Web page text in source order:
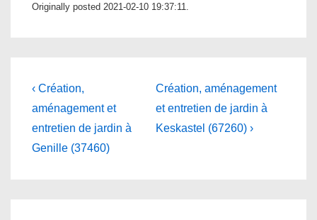
Originally posted 2021-02-10 19:37:11.
Navigation
de
l’article
Previous
Post
is
‹ Création,
aménagement et
entretien de jardin à
Genille (37460)
Next
Post
is
Création, aménagement
et entretien de jardin à
Keskastel (67260) ›